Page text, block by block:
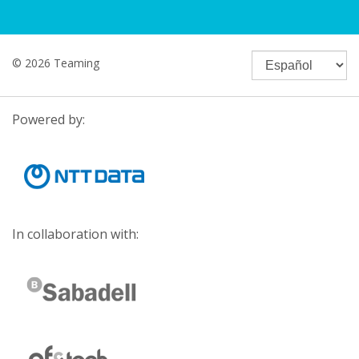
© 2026 Teaming
Powered by:
In collaboration with: